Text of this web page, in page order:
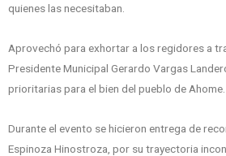
quienes las necesitaban.
Aprovechó para exhortar a los regidores a
Presidente Municipal Gerardo Vargas
prioritarias para el bien del pueblo de Ahome.
Durante el evento se hicieron entrega de
Espinoza Hinostroza, por su trayectoria